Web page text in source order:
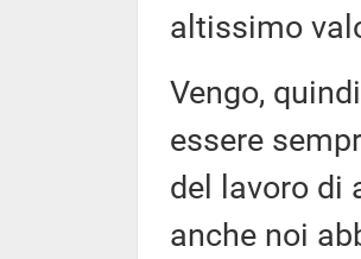
altissimo
Vengo,
essere
del lavoro di
anche noi